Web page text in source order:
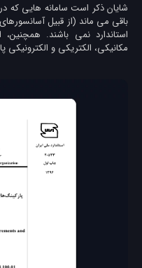
شايان ذكر است سامانه هايی كه
باقی می ماند (از قبيل
استاندارد نمی باشند. همچنین،
مكانيكی، الكتريكی و الكترونيكی